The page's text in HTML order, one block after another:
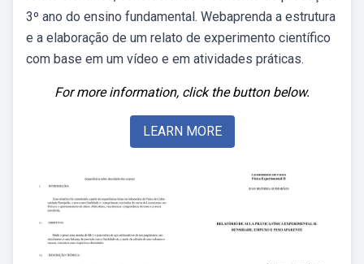
3º ano do ensino fundamental. Webaprenda a estrutura
e a elaboração de um relato de experimento científico
com base em um vídeo e em atividades práticas.
For more information, click the button below.
LEARN MORE